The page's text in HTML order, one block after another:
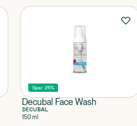
Spar 25%
Decubal Face Wash
DECUBAL
150 ml